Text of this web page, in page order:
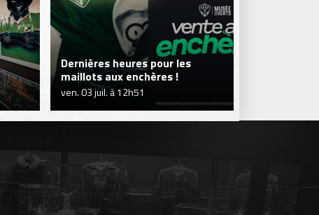
Dernières heures pour les
maillots aux enchères !
ven. 03 juil. à 12h51